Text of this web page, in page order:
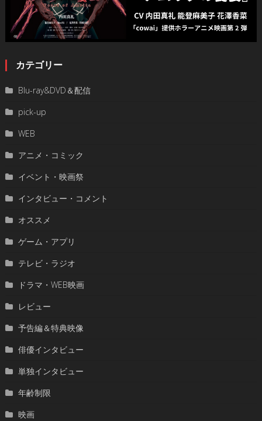
カテゴリー
Blu-ray&DVD＆配信
pick-up
WEB
アニメ・コミック
イベント・映画祭
インタビュー・コメント
オススメ
ゲーム・アプリ
テレビ・ラジオ
ドラマ・WEB映画
レビュー
予告編＆特典映像
俳優インタビュー
単独インタビュー
年齢制限
映画